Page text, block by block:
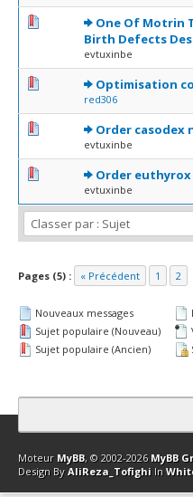
One Of Motrin
Birth Defects
evtuxinbe
0 Votes - 0 sur 5 en moyenne
1 2345
Optimisation
red306
0 Votes - 0 sur 5 en moyenne
12345
Order casodex
evtuxinbe
0 Votes - 0 sur 5 en moyenne
12345
Order
evtuxinbe
0 Votes - 0 sur 5 en moyenne
12345
Pages (5) : « Précédent 1 2
Nouveaux messages
Sujet populaire (Nouveau)
Sujet populaire (Ancien)
Contact Club Affiliation
Moteur MyBB, © 2002-2026 MyBB
Design By AliReza_Tofighi In